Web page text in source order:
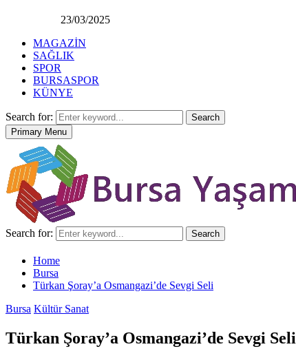
23/03/2025
MAGAZİN
SAĞLIK
SPOR
BURSASPOR
KÜNYE
Search for:
Search
Primary Menu
Search for: Search
Home
Bursa
Türkan Şoray’a Osmangazi’de Sevgi Seli
Bursa Kültür Sanat
Türkan Şoray’a Osmangazi’de Sevgi Seli